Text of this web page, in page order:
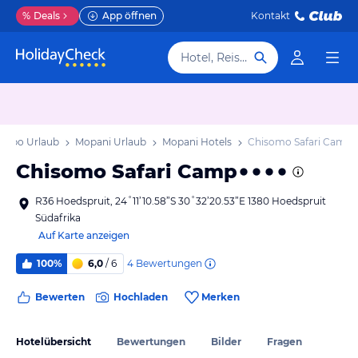
% Deals App öffnen Kontakt
Hotel, Reiseziel
Urlaub Mopani Urlaub Mopani Hotels Chisomo Safari Camp
Chisomo Safari Camp
R36 Hoedspruit, 24˚11’10.58”S 30˚32’20.53”E 1380 Hoedspruit
Südafrika
Auf Karte anzeigen
100% 6,0 / 6 4 Bewertungen
Bewerten Hochladen Merken
Hotelübersicht Bewertungen Bilder Fragen